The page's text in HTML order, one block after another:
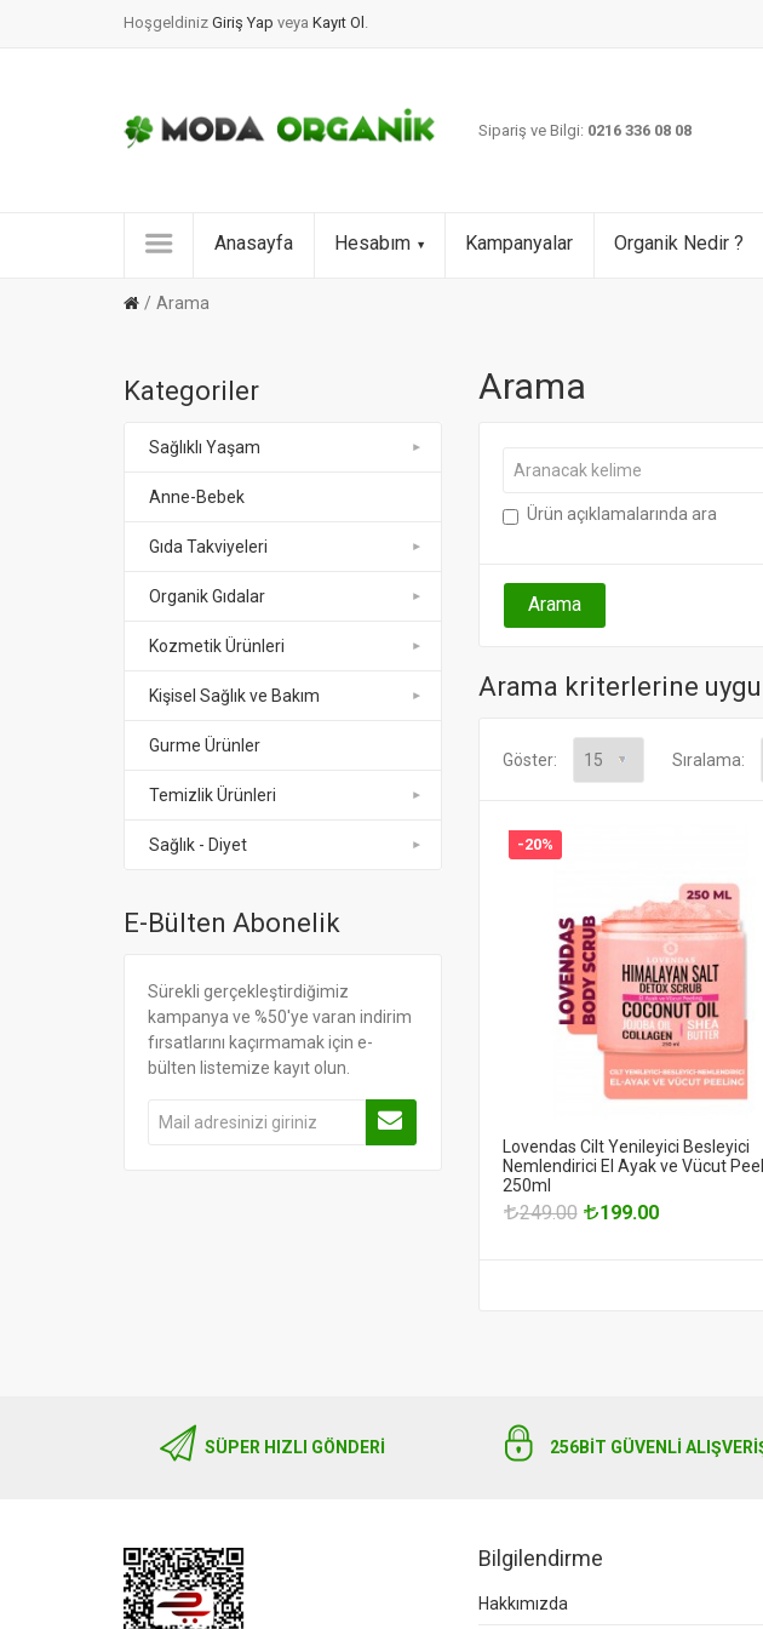
Hoşgeldiniz Giriş Yap veya Kayıt Ol .
Sipariş ve Bilgi: 0216 336 08 08
Anasayfa Hesabım Kampanyalar Organik Nedir ?
Arama
Kategoriler
Sağlıklı Yaşam
Anne-Bebek
Gıda Takviyeleri
Organik Gıdalar
Kozmetik Ürünleri
Kişisel Sağlık ve Bakım
Gurme Ürünler
Temizlik Ürünleri
Sağlık - Diyet
E-Bülten Abonelik
Sürekli gerçekleştirdiğimiz
kampanya ve %50'ye varan indirim
fırsatlarını kaçırmamak için e-
bülten listemize kayıt olun.
Arama
Ürün açıklamalarında ara
Arama kriterlerine
Göster: Sıralama:
-20%
Lovendas Cilt Yenileyici Besleyici
Nemlendirici El Ayak ve Vücut
250ml
249.00 199.00
SÜPER HIZLI GÖNDERI 256BIT GÜVENLİ
Bilgilendirme
Hakkımızda